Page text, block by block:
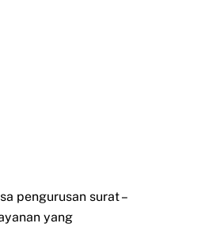
pengurusan surat –
yang